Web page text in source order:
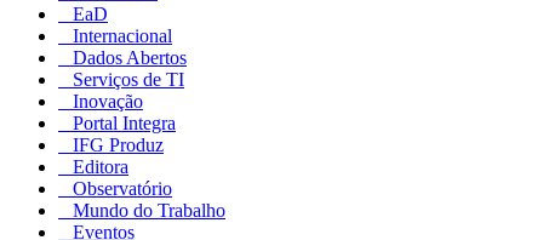
EaD
Internacional
Dados Abertos
Serviços de TI
Inovação
Portal Integra
IFG Produz
Editora
Observatório
Mundo do Trabalho
Eventos